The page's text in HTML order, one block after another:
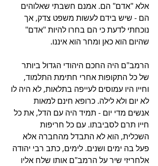
אלא "אדם" הם. אמנם חשבתי שאלוהים
הם - שיש בידם לעשות משפט צדק, אך
נוכחתי לדעת כי הם בחרו להיות "אדם"
שהיום הוא כאן ומחר הוא איננו.
הרמב"ם היה החכם היהודי הגדול ביותר
של כל התקופות אחרי חתימת התלמוד,
וחייו היו עמוסים לעייפה בתלאות, לא היה לו
לא יום ולא לילה. כרופא חינם למאות
אנשים מדי יום - תמיד היה עם הדל, את כל
חייו תרם לסביבתו. עם כל חריפות
השכלית, הוא לא התבדל מהחברה אלא
פעל בה ימים ושנים. לימים, כתב רבי יהודה
אלחריזי שיר על הרמב"ם אותו שלח אליו